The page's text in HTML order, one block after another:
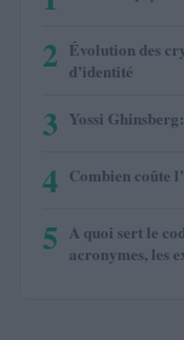
2 Évolution des
d’identité
3 Yossi
4 Combien coûte
5 A quoi sert le
acronymes, les